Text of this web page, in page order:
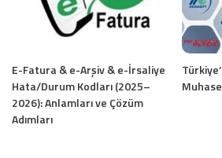
E-Fatura & e-Arşiv & e-İrsaliye
Hata/Durum Kodları (2025–
2026): Anlamları ve Çözüm
Adımları